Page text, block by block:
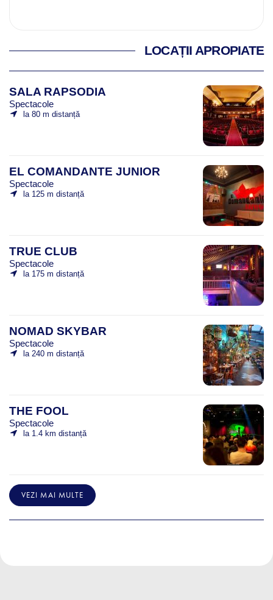
LOCAȚII APROPIATE
SALA RAPSODIA
Spectacole
la 80 m distanță
EL COMANDANTE JUNIOR
Spectacole
la 125 m distanță
TRUE CLUB
Spectacole
la 175 m distanță
NOMAD SKYBAR
Spectacole
la 240 m distanță
THE FOOL
Spectacole
la 1.4 km distanță
VEZI MAI MULTE